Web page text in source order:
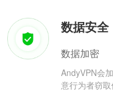
数据安全
数据加密
AndyVPN会
意行为者窃取